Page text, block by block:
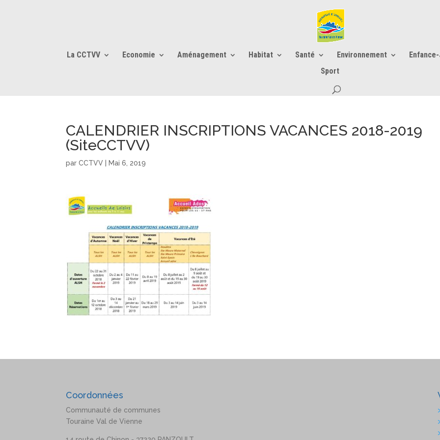
La CCTVV Economie Aménagement Habitat Santé Environnement
Sport
CALENDRIER INSCRIPTIONS VACANCES 2018-2019
(SiteCCTVV)
parCCTVV Mai 6, 2019
Coordonnées
Communauté de communes
Touraine Val de Vienne